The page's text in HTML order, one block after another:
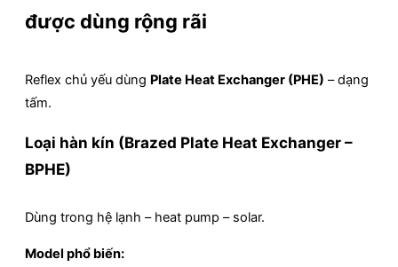
được dùng rộng rãi
Reflex chủ yếu dùng Plate Heat Exchanger (PHE) – dạng
tấm.
Loại hàn kín (Brazed Plate Heat Exchanger –
BPHE)
Dùng trong hệ lạnh – heat pump – solar.
Model phổ biến: